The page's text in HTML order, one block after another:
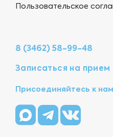
Пользовательское
8 (3462) 58-99-48
Записаться на прием
Присоединяйтесь к нам